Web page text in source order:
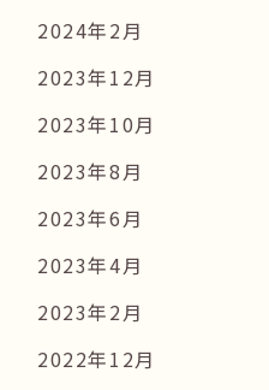
2024年2月
2023年12月
2023年10月
2023年8月
2023年6月
2023年4月
2023年2月
2022年12月